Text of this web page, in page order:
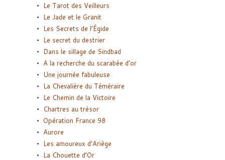
Le Tarot des Veilleurs
Le Jade et le Granit
Les Secrets de l’Égide
Le secret du destrier
Dans le sillage de Sindbad
A la recherche du scarabée d’or
Une journée fabuleuse
La Chevalière du Téméraire
Le Chemin de la Victoire
Chartres au trésor
Opération France 98
Aurore
Les amoureux d’Ariège
La Chouette d’Or